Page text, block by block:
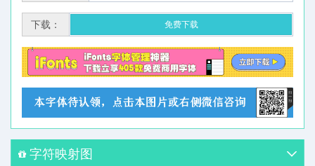
下载： 免费下载
字符映射图